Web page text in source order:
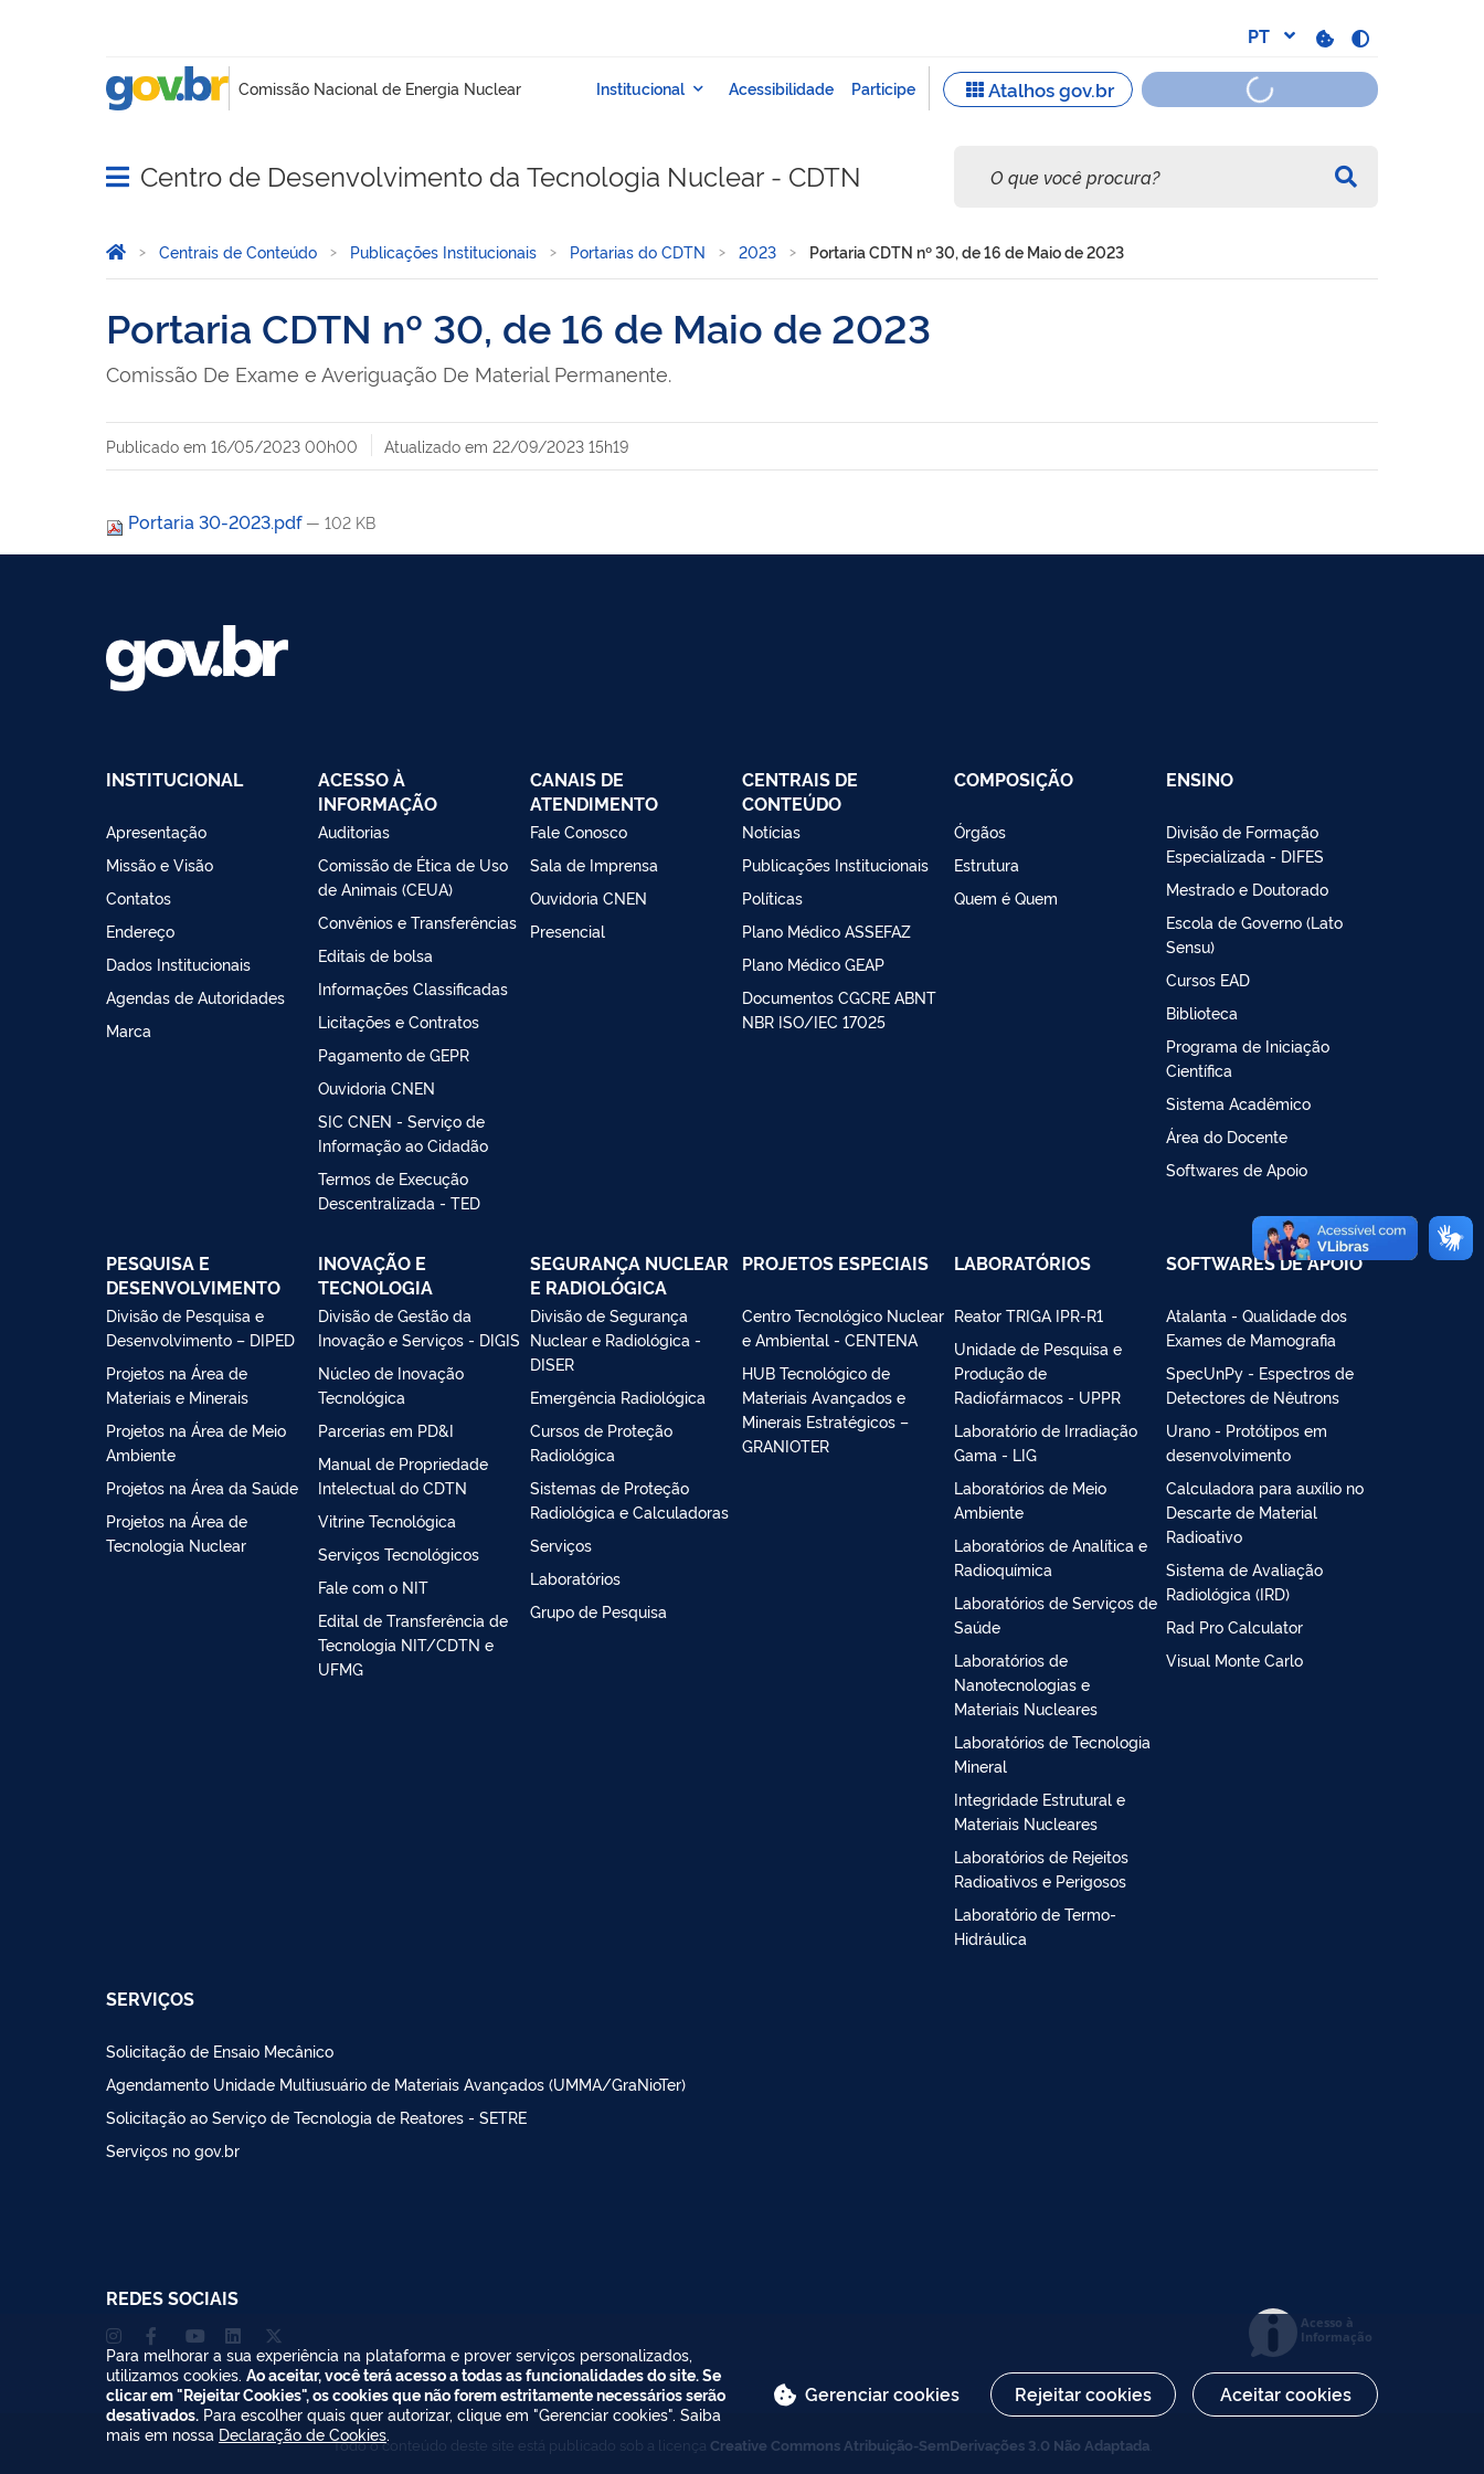
Abrir menu principal de navegação
Centro de Desenvolvimento da Tecnologia Nuclear - CDTN
Você está aqui:
Página Inicial
Centrais de Conteúdo Publicações Institucionais Portarias do CDTN 2023 Portaria CDTN nº 30, de 16 de Maio de 2023
Portaria CDTN nº 30, de 16 de Maio de 2023
Comissão De Exame e Averiguação De Material Permanente.
Publicado em 16/05/2023 00h00 Atualizado em 22/09/2023 15h19
Portaria 30-2023.pdf — 102 KB
INSTITUCIONAL
Apresentação
Missão e Visão
Contatos
Endereço
Dados Institucionais
Agendas de Autoridades
Marca
ACESSO À
INFORMAÇÃO
Auditorias
Comissão de Ética de Uso
de Animais (CEUA)
Convênios e Transferências
Editais de bolsa
Informações Classificadas
Licitações e Contratos
Pagamento de GEPR
Ouvidoria CNEN
SIC CNEN - Serviço de
Informação ao Cidadão
Termos de Execução
Descentralizada - TED
CANAIS DE
ATENDIMENTO
Fale Conosco
Sala de Imprensa
Ouvidoria CNEN
Presencial
CENTRAIS DE
CONTEÚDO
Notícias
Publicações Institucionais
Políticas
Plano Médico ASSEFAZ
Plano Médico GEAP
Documentos CGCRE ABNT
NBR ISO/IEC 17025
COMPOSIÇÃO
Órgãos
Estrutura
Quem é Quem
ENSINO
Divisão de Formação
Especializada - DIFES
Mestrado e Doutorado
Escola de Governo (Lato
Sensu)
Cursos EAD
Biblioteca
Programa de Iniciação
Científica
Sistema Acadêmico
Área do Docente
Softwares de Apoio
PESQUISA E
DESENVOLVIMENTO
Divisão de Pesquisa e
Desenvolvimento – DIPED
Projetos na Área de
Materiais e Minerais
Projetos na Área de Meio
Ambiente
Projetos na Área da Saúde
Projetos na Área de
Tecnologia Nuclear
INOVAÇÃO E
TECNOLOGIA
Divisão de Gestão da
Inovação e Serviços - DIGIS
Núcleo de Inovação
Tecnológica
Parcerias em PD&I
Manual de Propriedade
Intelectual do CDTN
Vitrine Tecnológica
Serviços Tecnológicos
Fale com o NIT
Edital de Transferência de
Tecnologia NIT/CDTN e
UFMG
SEGURANÇA NUCLEAR
E RADIOLÓGICA
Divisão de Segurança
Nuclear e Radiológica -
DISER
Emergência Radiológica
Cursos de Proteção
Radiológica
Sistemas de Proteção
Radiológica e Calculadoras
Serviços
Laboratórios
Grupo de Pesquisa
PROJETOS ESPECIAIS
Centro Tecnológico Nuclear
e Ambiental - CENTENA
HUB Tecnológico de
Materiais Avançados e
Minerais Estratégicos –
GRANIOTER
LABORATÓRIOS
Reator TRIGA IPR-R1
Unidade de Pesquisa e
Produção de
Radiofármacos - UPPR
Laboratório de Irradiação
Gama - LIG
Laboratórios de Meio
Ambiente
Laboratórios de Analítica e
Radioquímica
Laboratórios de Serviços de
Saúde
Laboratórios de
Nanotecnologias e
Materiais Nucleares
Laboratórios de Tecnologia
Mineral
Integridade Estrutural e
Materiais Nucleares
Laboratórios de Rejeitos
Radioativos e Perigosos
Laboratório de Termo-
Hidráulica
SOFTWARES DE APOIO
Atalanta - Qualidade dos
Exames de Mamografia
SpecUnPy - Espectros de
Detectores de Nêutrons
Urano - Protótipos em
desenvolvimento
Calculadora para auxílio no
Descarte de Material
Radioativo
Sistema de Avaliação
Radiológica (IRD)
Rad Pro Calculator
Visual Monte Carlo
SERVIÇOS
Solicitação de Ensaio Mecânico
Agendamento Unidade Multiusuário de Materiais Avançados (UMMA/GraNioTer)
Solicitação ao Serviço de Tecnologia de Reatores - SETRE
Serviços no gov.br
REDES SOCIAIS
Acesso à
Informação
Todo o conteúdo deste site está publicado sob a licença Creative Commons Atribuição-SemDerivações 3.0 Não Adaptada
Para melhorar a sua experiência na plataforma e prover serviços personalizados,
utilizamos cookies. Ao aceitar, você terá acesso a todas as funcionalidades do site. Se
clicar em "Rejeitar Cookies", os cookies que não forem estritamente necessários serão
desativados. Para escolher quais quer autorizar, clique em "Gerenciar cookies". Saiba
mais em nossa Declaração de Cookies.
Gerenciar cookies Rejeitar cookies Aceitar cookies